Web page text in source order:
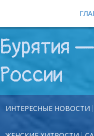
Бурятия
России
ИНТЕРЕСНЫЕ НОВОСТИ